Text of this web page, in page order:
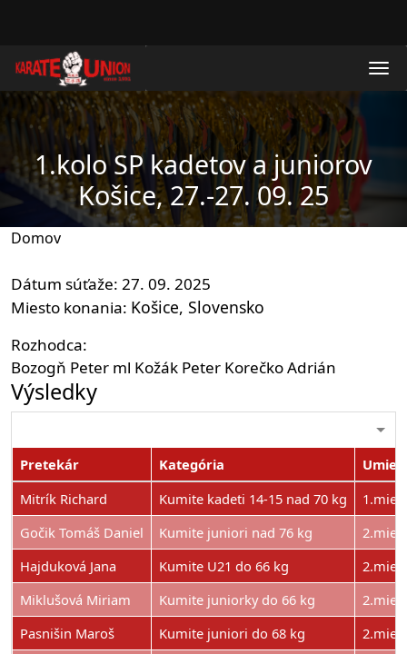
1.kolo SP kadetov a juniorov
Košice, 27.-27. 09. 25
Domov
Dátum súťaže 27. 09. 2025
Miesto konania Košice Slovensko
Rozhodca
Bozogň Peter ml Kožák Peter Korečko Adrián
Výsledky
Pretekár Kategória
Mitrík Richard
Kumite kadeti 14-15 nad 70 kg
Gočik Tomáš Daniel
Kumite juniori nad 76 kg
Hajduková Jana
Kumite U21 do 66 kg
Miklušová Miriam
Kumite juniorky do 66 kg
Pasnišin Maroš
Kumite juniori do 68 kg